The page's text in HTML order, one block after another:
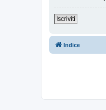
Iscriviti
Indice